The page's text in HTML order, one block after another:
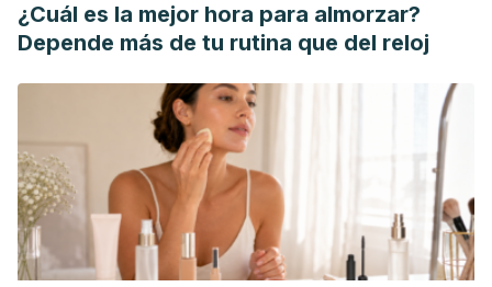
¿Cuál es la mejor hora para almorzar?
Depende más de tu rutina que del reloj